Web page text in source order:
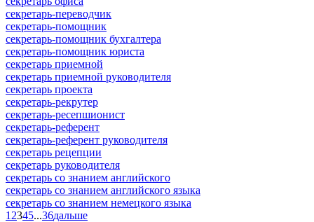
секретарь-переводчик
секретарь-помощник
секретарь-помощник бухгалтера
секретарь-помощник юриста
секретарь приемной
секретарь приемной руководителя
секретарь проекта
секретарь-рекрутер
секретарь-ресепшионист
секретарь-референт
секретарь-референт руководителя
секретарь рецепции
секретарь руководителя
секретарь со знанием английского
секретарь со знанием английского языка
секретарь со знанием немецкого языка
1 2345...36дальше